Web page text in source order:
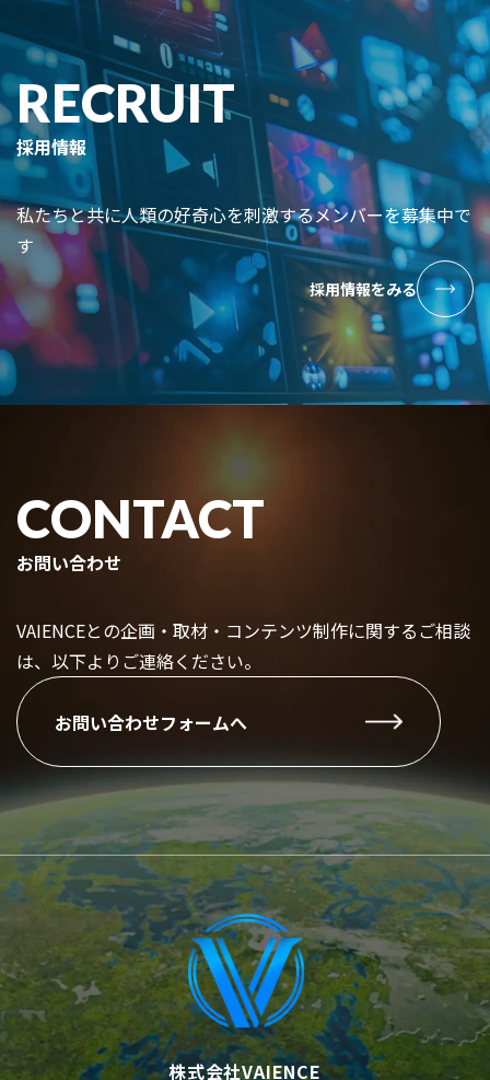
RECRUIT
採用情報
私たちと共に人類の好奇心を刺激するメンバーを募集中で
す
採用情報をみる
CONTACT
お問い合わせ
VAIENCEとの企画・取材・コンテンツ制作に関するご相談
は、以下よりご連絡ください。
お問い合わせフォームへ
株式会社VAIENCE